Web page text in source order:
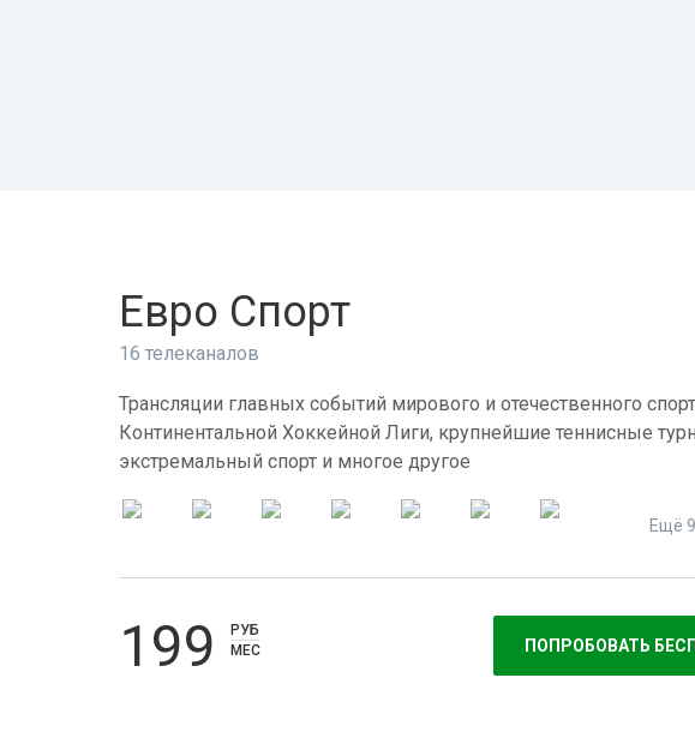
Евро Спорт
16 телеканалов
Трансляции главных событий мирового и отечественного
Континентальной Хоккейной Лиги, крупнейшие теннисные
экстремальный спорт и многое другое
Ещё
199
РУБ
МЕС
ПОПРОБОВАТЬ